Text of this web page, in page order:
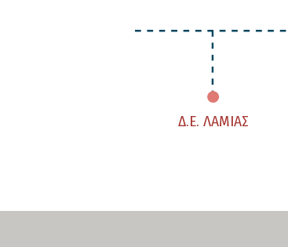
Δ.Ε. ΛΑΜΙΑΣ